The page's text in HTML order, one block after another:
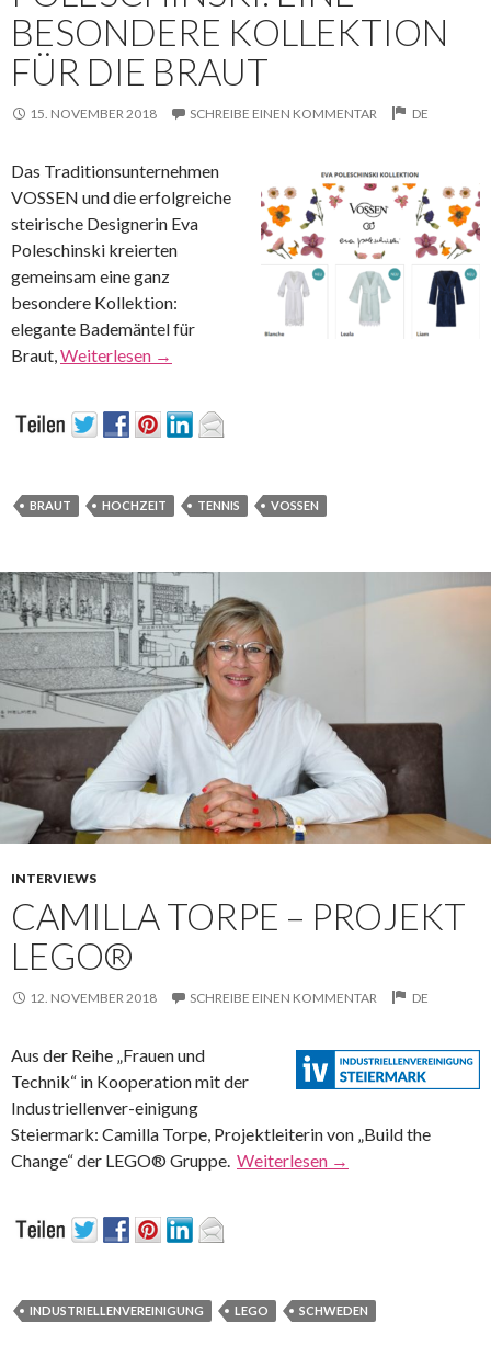
BESONDERE KOLLEKTION
FÜR DIE BRAUT
15. NOVEMBER 2018 SCHREIBE EINEN KOMMENTAR DE
Das Traditionsunternehmen
VOSSEN und die erfolgreiche
steirische Designerin Eva
Poleschinski kreierten
gemeinsam eine ganz
besondere Kollektion:
elegante Bademäntel für
Braut, Weiterlesen →
BRAUT HOCHZEIT TENNIS VOSSEN
INTERVIEWS
CAMILLA TORPE – PROJEKT
LEGO®
12. NOVEMBER 2018 SCHREIBE EINEN KOMMENTAR DE
Aus der Reihe „Frauen und
Technik“ in Kooperation mit der
Industriellenver-einigung
Steiermark: Camilla Torpe, Projektleiterin von „Build the
Change“ der LEGO® Gruppe. Weiterlesen →
INDUSTRIELLENVEREINIGUNG LEGO SCHWEDEN